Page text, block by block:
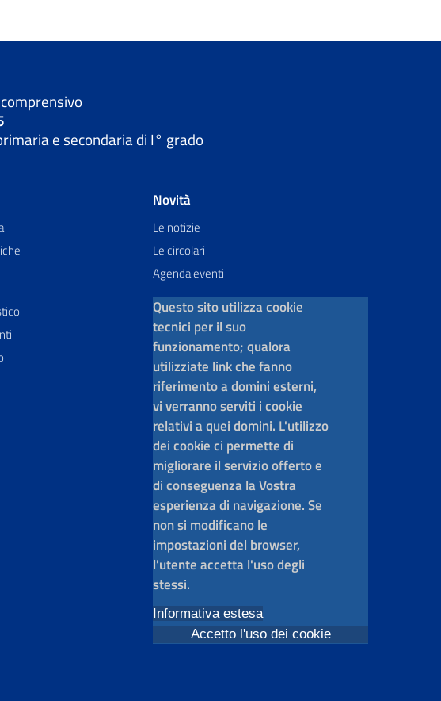
e secondaria di I° grado
Novità
Le notizie
Le circolari
Agenda eventi
Questo sito utilizza cookie
tecnici per il suo
funzionamento; qualora
utilizziate link che fanno
riferimento a domini esterni,
vi verranno serviti i cookie
relativi a quei domini. L'utilizzo
dei cookie ci permette di
migliorare il servizio offerto e
di conseguenza la Vostra
esperienza di navigazione. Se
non si modificano le
impostazioni del browser,
l'utente accetta l'uso degli
stessi.
Informativa estesa
Accetto l'uso dei cookie